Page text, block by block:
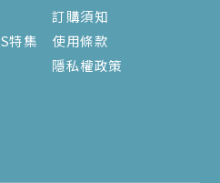
特集
訂購須知
使用條款
隱私權政策